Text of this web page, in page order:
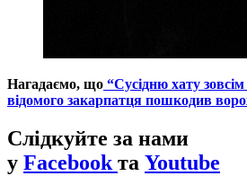
Нагадаємо, що “Сусідню хату
відомого закарпатця пошкодив
Слідкуйте за нами
у Facebook та Youtube